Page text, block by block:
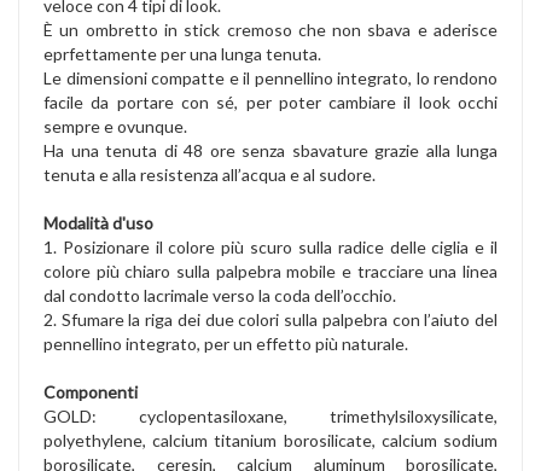
veloce con 4 tipi di look.
È un ombretto in stick cremoso che non sbava e aderisce
eprfettamente per una lunga tenuta.
Le dimensioni compatte e il pennellino integrato, lo rendono
facile da portare con sé, per poter cambiare il look occhi
sempre e ovunque.
Ha una tenuta di 48 ore senza sbavature grazie alla lunga
tenuta e alla resistenza all’acqua e al sudore.
Modalità d'uso
1. Posizionare il colore più scuro sulla radice delle ciglia e il
colore più chiaro sulla palpebra mobile e tracciare una linea
dal condotto lacrimale verso la coda dell’occhio.
2. Sfumare la riga dei due colori sulla palpebra con l’aiuto del
pennellino integrato, per un effetto più naturale.
Componenti
GOLD: cyclopentasiloxane, trimethylsiloxysilicate,
polyethylene, calcium titanium borosilicate, calcium sodium
borosilicate, ceresin, calcium aluminum borosilicate,